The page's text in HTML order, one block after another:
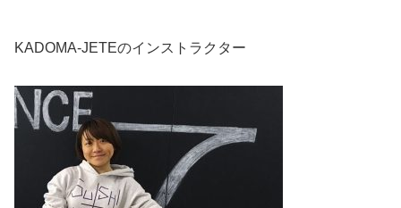
KADOMA-JETEのインストラクター